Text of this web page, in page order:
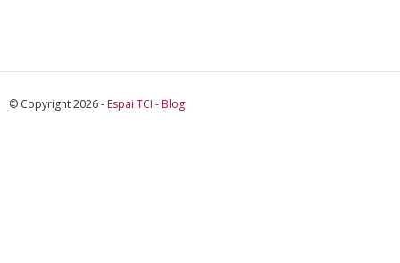
© Copyright 2026 - Espai TCI - Blog